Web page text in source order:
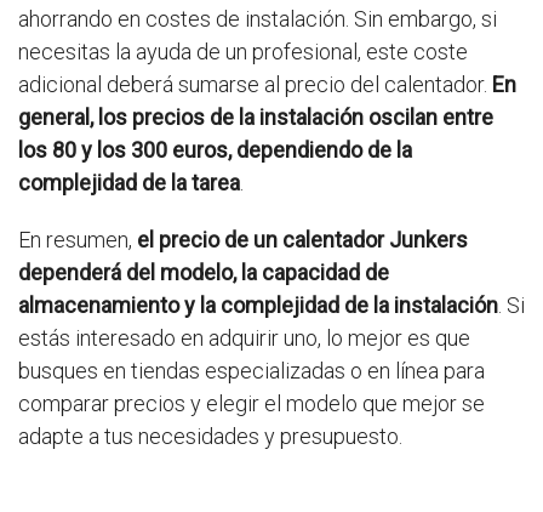
ahorrando en costes de instalación. Sin embargo, si
necesitas la ayuda de un profesional, este coste
adicional deberá sumarse al precio del calentador. En
general, los precios de la instalación oscilan entre
los 80 y los 300 euros, dependiendo de la
complejidad de la tarea
En resumen, el precio de un calentador Junkers
dependerá del modelo, la capacidad de
almacenamiento y la complejidad de la instalación . Si
estás interesado en adquirir uno, lo mejor es que
busques en tiendas especializadas o en línea para
comparar precios y elegir el modelo que mejor se
adapte a tus necesidades y presupuesto.